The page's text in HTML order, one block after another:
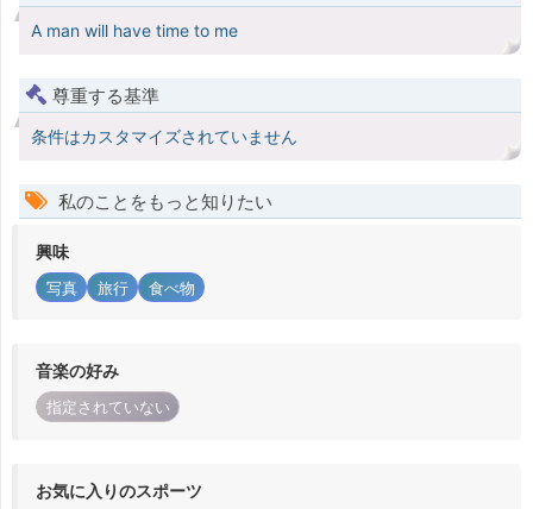
A man will have time to me
尊重する基準
条件はカスタマイズされていません
私のことをもっと知りたい
興味
写真 旅行 食べ物
音楽の好み
指定されていない
お気に入りのスポーツ